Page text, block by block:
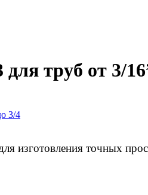
труб от 3/
изготовления точных